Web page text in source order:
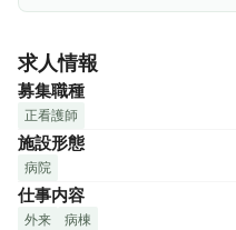
急性期から療養期・終末期
キャリアやスキルに合わせ
応◎理想の看護をじっくり追
《心あたたまるあたたかい職
「看護師の代わりはいても
んな想いを大切にする看護
しながら、心通う看護が実践
求人情報
募集職種
正看護師
施設形態
病院
仕事内容
外来 病棟